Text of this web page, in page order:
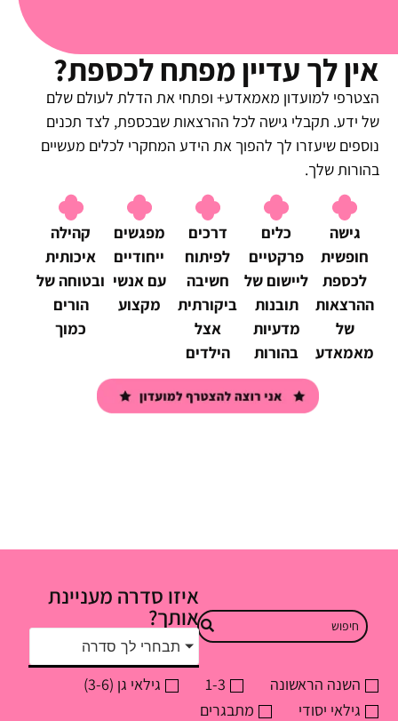
אין לך עדיין מפתח לכספת?
הצטרפי למועדון מאמאדע+ ופתחי את הדלת לעולם שלם
של ידע. תקבלי גישה לכל ההרצאות שבכספת, לצד תכנים
נוספים שיעזרו לך להפוך את הידע המחקרי לכלים מעשיים
בהורות שלך.
גישה
חופשית
לכספת
ההרצאות
של
מאמאדע
כלים
פרקטיים
ליישום של
תובנות
מדעיות
בהורות
דרכים
לפיתוח
חשיבה
ביקורתית
אצל
הילדים
מפגשים
ייחודיים
עם אנשי
מקצוע
קהילה
איכותית
ובטוחה של
הורים
כמוך
איזו סדרה מעניינת
אותך?
תבחרי לך סדרה
השנה הראשונה 1-3
גילאי גן (3-6)
גילאי יסודי
מתבגרים